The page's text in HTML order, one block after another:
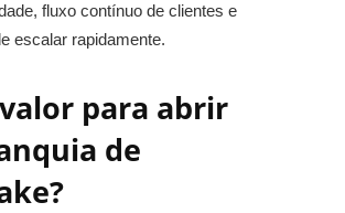
fluxo contínuo de clientes e
escalar rapidamente.
para abrir
de